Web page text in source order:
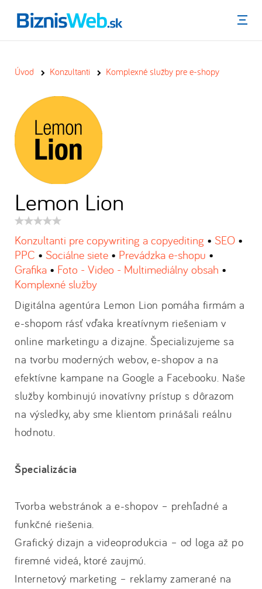
Menu
Úvod Konzultanti Komplexné služby pre e-shopy
Lemon Lion
Hodnotenie
produktu:
Konzultanti pre copywriting a copyediting • SEO •
PPC • Sociálne siete • Prevádzka e-shopu •
Grafika • Foto - Video - Multimediálny obsah •
Komplexné služby
Digitálna agentúra Lemon Lion pomáha firmám a
e-shopom rásť vďaka kreatívnym riešeniam v
online marketingu a dizajne. Špecializujeme sa
na tvorbu moderných webov, e-shopov a na
efektívne kampane na Google a Facebooku. Naše
služby kombinujú inovatívny prístup s dôrazom
na výsledky, aby sme klientom prinášali reálnu
hodnotu.
Špecializácia
Tvorba webstránok a e-shopov – prehľadné a
funkčné riešenia.
Grafický dizajn a videoprodukcia – od loga až po
firemné videá, ktoré zaujmú.
Internetový marketing – reklamy zamerané na